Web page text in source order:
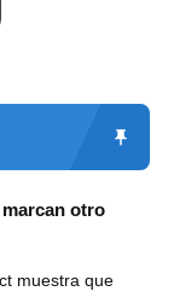
otro
muestra que